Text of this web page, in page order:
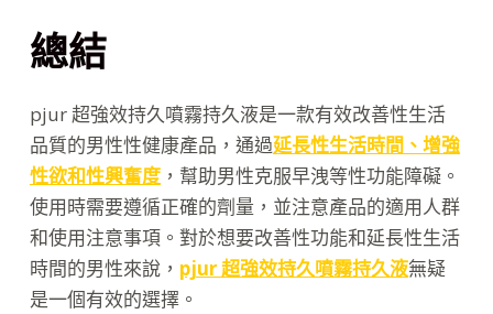
總結
pjur 超強效持久噴霧持久液是一款有效改善性生活
品質的男性性健康產品，通過延長性生活時間、增強
性欲和性興奮度，幫助男性克服早洩等性功能障礙。
使用時需要遵循正確的劑量，並注意產品的適用人群
和使用注意事項。對於想要改善性功能和延長性生活
時間的男性來說， pjur 超強效持久噴霧持久液無疑
是一個有效的選擇。